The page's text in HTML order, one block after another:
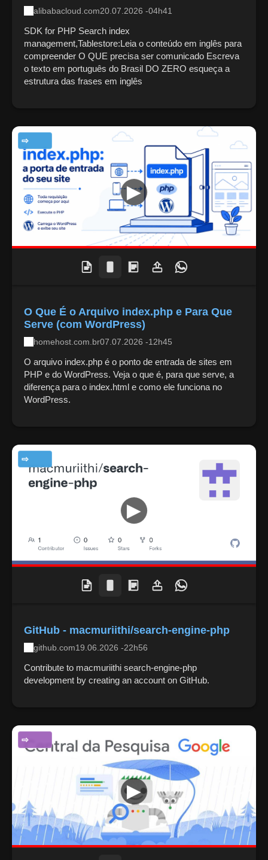
alibabacloud.com20.07.2026 -04h41
SDK for PHP Search index
management,Tablestore:Leia o conteúdo em inglês para
compreender O QUE precisa ser comunicado Escreva
o texto em português do Brasil DO ZERO esqueça a
estrutura das frases em inglês
TECNOLOGIA
O Que É o Arquivo index.php e Para Que
Serve (com WordPress)
homehost.com.br07.07.2026 -12h45
O arquivo index.php é o ponto de entrada de sites em
PHP e do WordPress. Veja o que é, para que serve, a
diferença para o index.html e como ele funciona no
WordPress.
TECNOLOGIA
GitHub - macmuriithi/search-engine-php
github.com19.06.2026 -22h56
Contribute to macmuriithi search-engine-php
development by creating an account on GitHub.
CIÊNCIA